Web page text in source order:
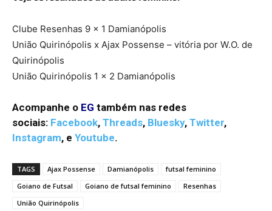
Clube Resenhas 9 x 1 Damianópolis
União Quirinópolis x Ajax Possense – vitória por W.O. de
Quirinópolis
União Quirinópolis 1 x 2 Damianópolis
Acompanhe o EG também nas redes
sociais: Facebook, Threads, Bluesky, Twitter,
Instagram, e Youtube.
TAGS Ajax Possense Damianópolis
futsal feminino
Goiano de Futsal
Goiano de futsal feminino
Resenhas
União Quirinópolis